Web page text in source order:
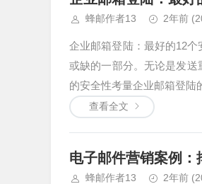
蜂邮作者13 2年前
企业邮箱登陆：最好的12
或缺的一部分。无论是发
的安全性考量企业邮箱登陆
查看全文
电子邮件营销案例
蜂邮作者13 2年前